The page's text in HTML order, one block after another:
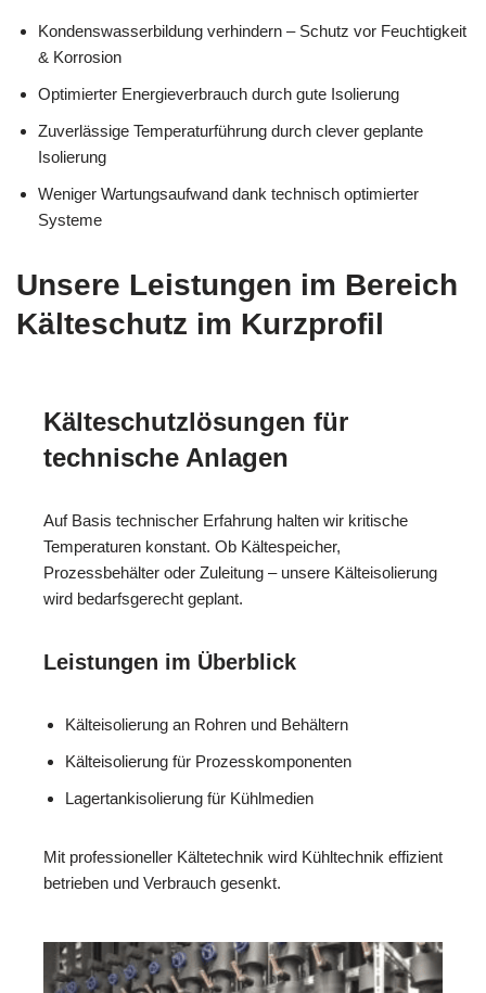
Kondenswasserbildung verhindern – Schutz vor Feuchtigkeit
& Korrosion
Optimierter Energieverbrauch durch gute Isolierung
Zuverlässige Temperaturführung durch clever geplante
Isolierung
Weniger Wartungsaufwand dank technisch optimierter
Systeme
Unsere Leistungen im Bereich
Kälteschutz im Kurzprofil
Kälteschutzlösungen für
technische Anlagen
Auf Basis technischer Erfahrung halten wir kritische
Temperaturen konstant. Ob Kältespeicher,
Prozessbehälter oder Zuleitung – unsere Kälteisolierung
wird bedarfsgerecht geplant.
Leistungen im Überblick
Kälteisolierung an Rohren und Behältern
Kälteisolierung für Prozesskomponenten
Lagertankisolierung für Kühlmedien
Mit professioneller Kältetechnik wird Kühltechnik effizient
betrieben und Verbrauch gesenkt.